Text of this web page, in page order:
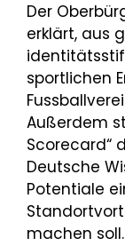
Der
erklärt, aus
sportlichen
Außerdem
Scorecard“
Deutsche
Potentiale
machen soll.